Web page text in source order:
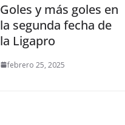
Goles y más goles en
la segunda fecha de
la Ligapro
febrero 25, 2025